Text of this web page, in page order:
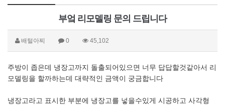
부엌 리모델링 문의 드립니다
배털아찌 0 45,102
주방이 좁은데 냉장고까지 돌출되어있으면 너무 답답할것같아서 리
모델링을 할까하는데 대략적인 금액이 궁금합니다
냉장고라고 표시한 부분에 냉장고를 넣을수있게 시공하고 사각형